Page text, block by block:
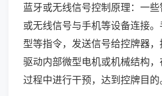
蓝牙或无线信号控制原理：一
或无线信号与手机等设备连接
型等指令，发送信号给控牌器
驱动内部微型电机或机械结构
过程中进行干预，达到控牌目的